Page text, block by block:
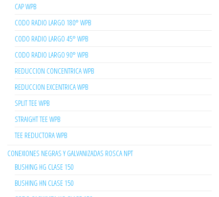
CAP WPB
CODO RADIO LARGO 180° WPB
CODO RADIO LARGO 45° WPB
CODO RADIO LARGO 90° WPB
REDUCCION CONCENTRICA WPB
REDUCCION EXCENTRICA WPB
SPLIT TEE WPB
STRAIGHT TEE WPB
TEE REDUCTORA WPB
CONEXIONES NEGRAS Y GALVANIZADAS ROSCA NPT
BUSHING HG CLASE 150
BUSHING HN CLASE 150